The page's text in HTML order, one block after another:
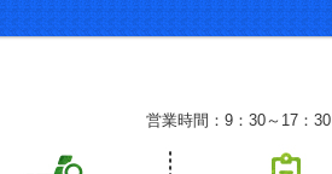
営業時間：9：30～17：30